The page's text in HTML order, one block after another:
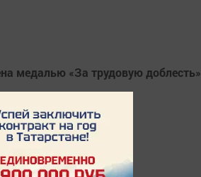
медалью «За трудовую доблесть»
района уже 30 лет.